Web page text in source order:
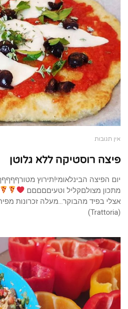
אין תגובות
פיצה רוסטיקה ללא גלוטן
יום הפיצה הבינלאומי!תירוץ
מתכון מצולםקליל וטעיםםםםם
(Trattoria)